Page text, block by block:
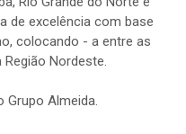
de excelência com base
colocando - a entre as
Nordeste.
Grupo Almeida.